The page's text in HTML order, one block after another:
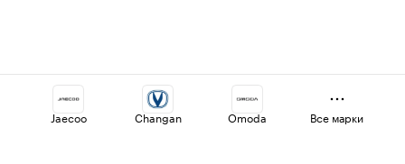
Jaecoo Changan Omoda Все марки